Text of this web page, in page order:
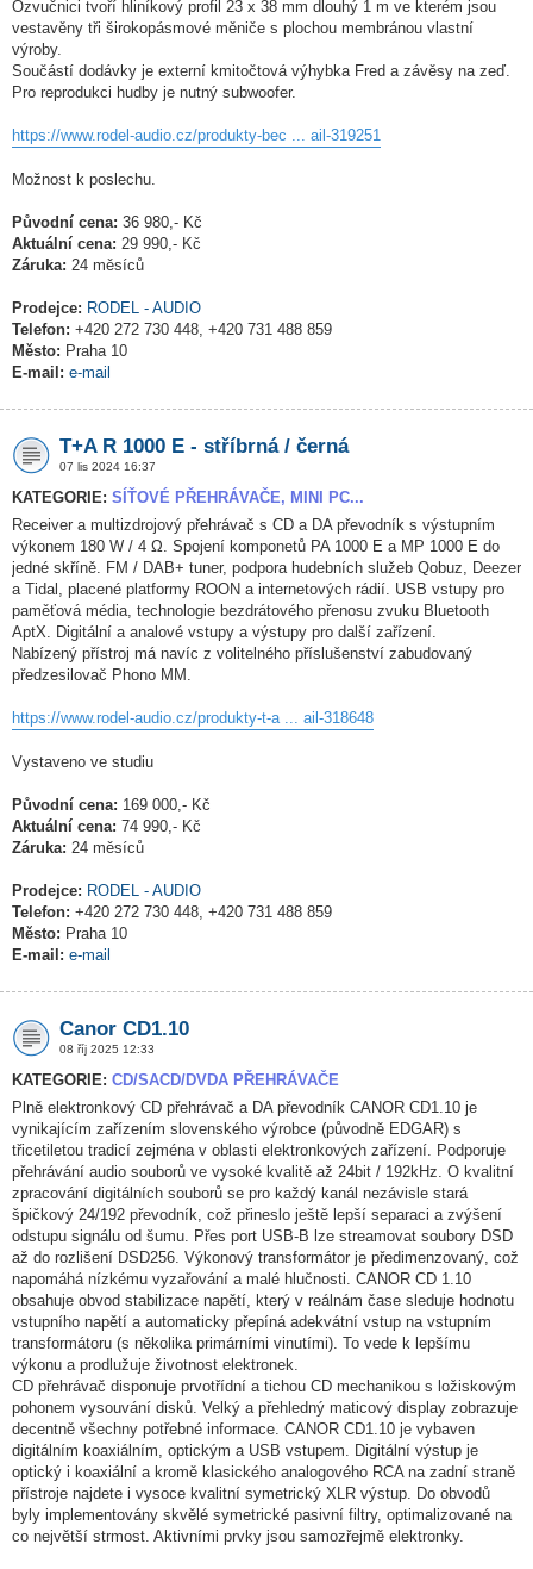
Ozvučnici tvoří hliníkový profil 23 x 38 mm dlouhý 1 m ve kterém jsou
vestavěny tři širokopásmové měniče s plochou membránou vlastní
výroby.
Součástí dodávky je externí kmitočtová výhybka Fred a závěsy na zeď.
Pro reprodukci hudby je nutný subwoofer.
https://www.rodel-audio.cz/produkty-bec ... ail-319251
Možnost k poslechu.
Původní cena: 36 980,- Kč
Aktuální cena: 29 990,- Kč
Záruka: 24 měsíců
Prodejce: RODEL - AUDIO
Telefon: +420 272 730 448, +420 731 488 859
Město: Praha 10
E-mail: e-mail
T+A R 1000 E - stříbrná / černá
07 lis 2024 16:37
KATEGORIE: SÍŤOVÉ PŘEHRÁVAČE, MINI PC...
Receiver a multizdrojový přehrávač s CD a DA převodník s výstupním
výkonem 180 W / 4 Ω. Spojení komponetů PA 1000 E a MP 1000 E do
jedné skříně. FM / DAB+ tuner, podpora hudebních služeb Qobuz, Deezer
a Tidal, placené platformy ROON a internetových rádií. USB vstupy pro
paměťová média, technologie bezdrátového přenosu zvuku Bluetooth
AptX. Digitální a analové vstupy a výstupy pro další zařízení.
Nabízený přístroj má navíc z volitelného příslušenství zabudovaný
předzesilovač Phono MM.
https://www.rodel-audio.cz/produkty-t-a ... ail-318648
Vystaveno ve studiu
Původní cena: 169 000,- Kč
Aktuální cena: 74 990,- Kč
Záruka: 24 měsíců
Prodejce: RODEL - AUDIO
Telefon: +420 272 730 448, +420 731 488 859
Město: Praha 10
E-mail: e-mail
Canor CD1.10
08 říj 2025 12:33
KATEGORIE: CD/SACD/DVDA PŘEHRÁVAČE
Plně elektronkový CD přehrávač a DA převodník CANOR CD1.10 je
vynikajícím zařízením slovenského výrobce (původně EDGAR) s
třicetiletou tradicí zejména v oblasti elektronkových zařízení. Podporuje
přehrávání audio souborů ve vysoké kvalitě až 24bit / 192kHz. O kvalitní
zpracování digitálních souborů se pro každý kanál nezávisle stará
špičkový 24/192 převodník, což přineslo ještě lepší separaci a zvýšení
odstupu signálu od šumu. Přes port USB-B lze streamovat soubory DSD
až do rozlišení DSD256. Výkonový transformátor je předimenzovaný, což
napomáhá nízkému vyzařování a malé hlučnosti. CANOR CD 1.10
obsahuje obvod stabilizace napětí, který v reálnám čase sleduje hodnotu
vstupního napětí a automaticky přepíná adekvátní vstup na vstupním
transformátoru (s několika primárními vinutími). To vede k lepšímu
výkonu a prodlužuje životnost elektronek.
CD přehrávač disponuje prvotřídní a tichou CD mechanikou s ložiskovým
pohonem vysouvání disků. Velký a přehledný maticový display zobrazuje
decentně všechny potřebné informace. CANOR CD1.10 je vybaven
digitálním koaxiálním, optickým a USB vstupem. Digitální výstup je
optický i koaxiální a kromě klasického analogového RCA na zadní straně
přístroje najdete i vysoce kvalitní symetrický XLR výstup. Do obvodů
byly implementovány skvělé symetrické pasivní filtry, optimalizované na
co největší strmost. Aktivními prvky jsou samozřejmě elektronky.